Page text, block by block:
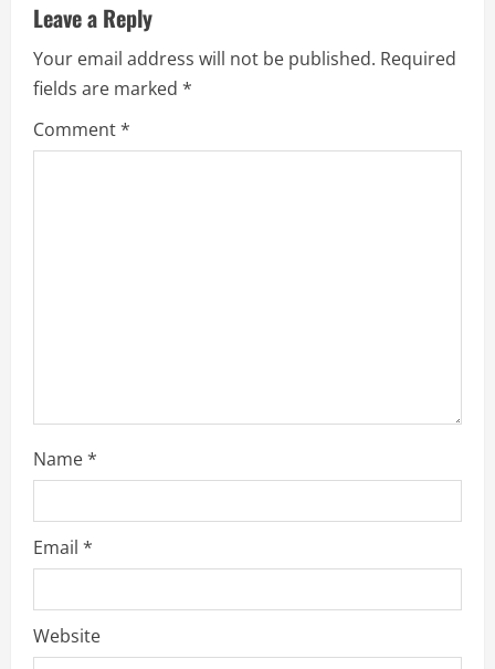
e
R
e
Leave a Reply
Your email address will not be published. Required
fields are marked *
Comment*
Name*
Email *
Website